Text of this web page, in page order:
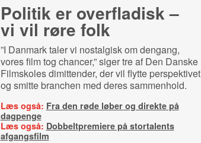
Politik er overfladisk –
vi vil røre folk
”I Danmark taler vi nostalgisk om dengang,
vores film tog chancer,” siger tre af Den Danske
Filmskoles dimittender, der vil flytte perspektivet
og smitte branchen med deres sammenhold.
Læs også: Fra den røde løber og direkte på
dagpenge
Læs også: Dobbeltpremiere på stortalents
afgangsfilm